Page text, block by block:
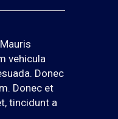
vehicula
Donec
Donec et
tincidunt a